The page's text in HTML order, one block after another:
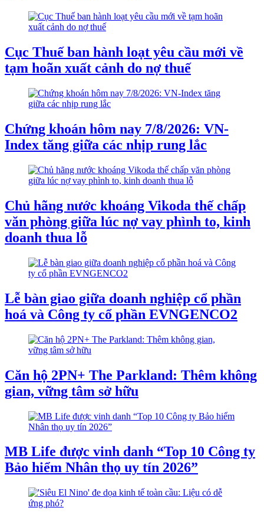
Cục Thuế ban hành loạt yêu cầu mới về
tạm hoãn xuất cảnh do nợ thuế
Chứng khoán hôm nay 7/8/2026: VN-
Index tăng giữa các nhịp rung lắc
Chủ hãng nước khoáng Vikoda thế chấp
văn phòng giữa lúc nợ vay phình to, kinh
doanh thua lỗ
Lễ bàn giao giữa doanh nghiệp cổ phần
hoá và Công ty cổ phần EVNGENCO2
Căn hộ 2PN+ The Parkland: Thêm không
gian, vững tâm sở hữu
MB Life được vinh danh “Top 10 Công ty
Bảo hiểm Nhân thọ uy tín 2026”